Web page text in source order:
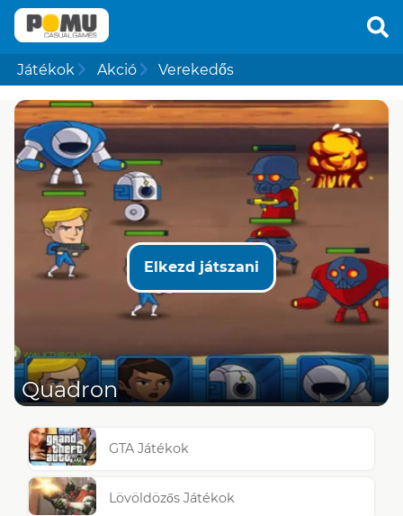
Játékok Akció Verekedős
Elkezd játszani
Quadron
GTA Játékok
Lövöldözős Játékok